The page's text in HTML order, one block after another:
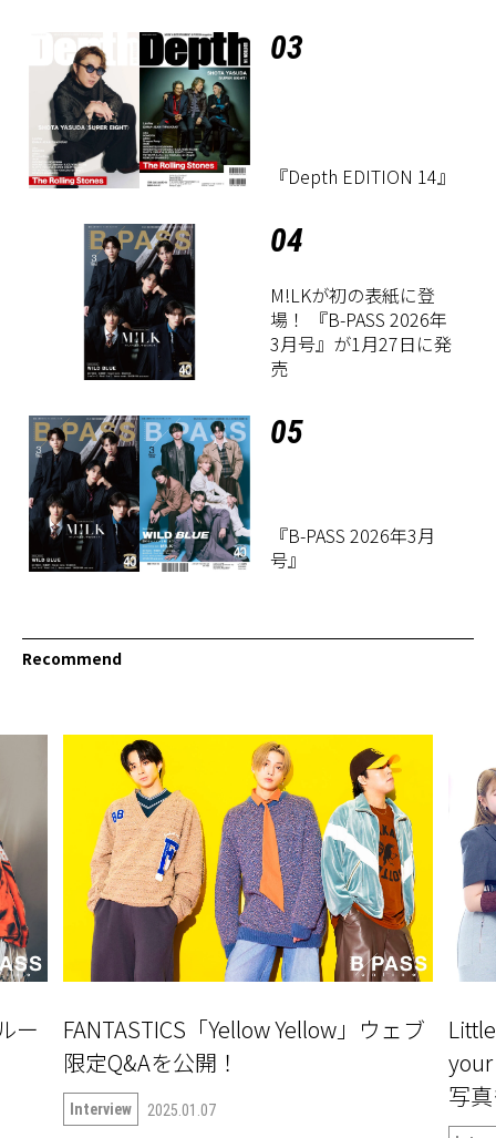
03
『Depth EDITION 14』
04
M!LKが初の表紙に登
場！ 『B-PASS 2026年
3月号』が1月27日に発
売
05
『B-PASS 2026年3月
号』
Recommend
ー
FANTASTICS「Yellow Yellow」ウェブ
限定Q&Aを公開！
Interview 2025.01.07
写